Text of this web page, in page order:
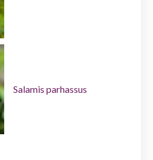
Salamis parhassus